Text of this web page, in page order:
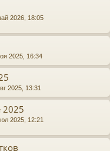
2026, 18:05
2025, 16:34
2025, 13:31
2025
2025, 12:21